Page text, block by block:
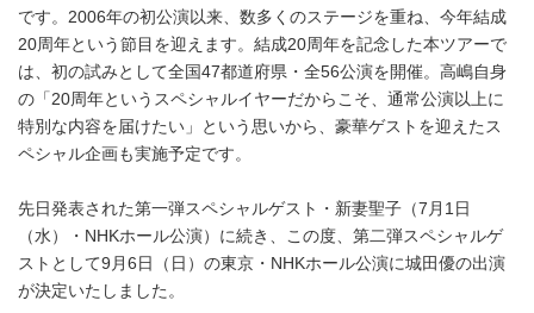
です。2006年の初公演以来、数多くのステージを重ね、今年結成
20周年という節目を迎えます。結成20周年を記念した本ツアーで
は、初の試みとして全国47都道府県・全56公演を開催。高嶋自身
の「20周年というスペシャルイヤーだからこそ、通常公演以上に
特別な内容を届けたい」という思いから、豪華ゲストを迎えたス
ペシャル企画も実施予定です。
先日発表された第一弾スペシャルゲスト・新妻聖子（7月1日
（水）・NHKホール公演）に続き、この度、第二弾スペシャルゲ
ストとして9月6日（日）の東京・NHKホール公演に城田優の出演
が決定いたしました。